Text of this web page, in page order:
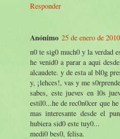
Responder
Anónimo 25 de enero de
n0 te sig0 much0 y la verdad
he venid0 a parar a aqui
alcaudete. y de esta al bl0g
y, ¡lehces!, vas y me
sabes, este jueves en l0s
estil0...he de rec0n0cer que
mas interesante desde el
hubiera sid0 este tuy0...
medi0 bes0, felisa.